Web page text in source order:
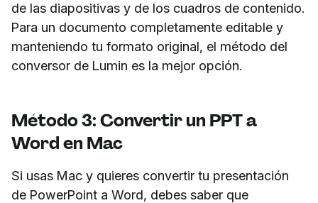
de las diapositivas y de los cuadros de contenido.
Para un documento completamente editable y
manteniendo tu formato original, el método del
conversor de Lumin es la mejor opción.
Método 3: Convertir un PPT a
Word en Mac
Si usas Mac y quieres convertir tu presentación
de PowerPoint a Word, debes saber que